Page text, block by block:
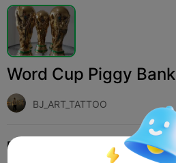
Word Cup Piggy Bank
BJ_ART_TATTOO
Print Settings (2) Add